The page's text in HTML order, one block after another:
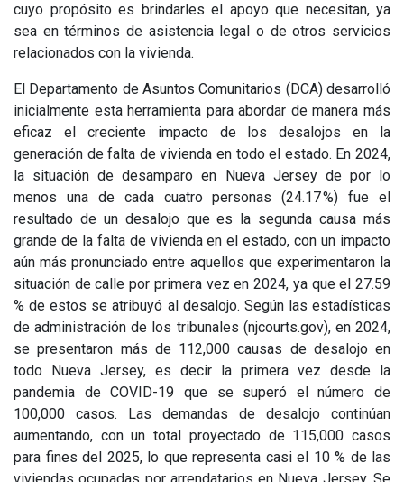
cuyo propósito es brindarles el apoyo que necesitan, ya
sea en términos de asistencia legal o de otros servicios
relacionados con la vivienda.
El Departamento de Asuntos Comunitarios (DCA) desarrolló
inicialmente esta herramienta para abordar de manera más
eficaz el creciente impacto de los desalojos en la
generación de falta de vivienda en todo el estado. En 2024,
la situación de desamparo en Nueva Jersey de por lo
menos una de cada cuatro personas (24.17 %) fue el
resultado de un desalojo que es la segunda causa más
grande de la falta de vivienda en el estado, con un impacto
aún más pronunciado entre aquellos que experimentaron la
situación de calle por primera vez en 2024, ya que el 27.59
% de estos se atribuyó al desalojo. Según las estadísticas
de administración de los tribunales (njcourts.gov), en 2024,
se presentaron más de 112,000 causas de desalojo en
todo Nueva Jersey, es decir la primera vez desde la
pandemia de COVID-19 que se superó el número de
100,000 casos. Las demandas de desalojo continúan
aumentando, con un total proyectado de 115,000 casos
para fines del 2025, lo que representa casi el 10 % de las